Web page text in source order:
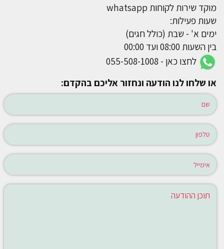
מוקד שירות לקוחות whatsapp
שעות פעילות:
ימים א' - שבת (כולל חגים)
בין השעות 08:00 ועד 00:00
לחצו כאן - 055-508-1008
או שלחו לנו הודעה ונחזור אליכם בהקדם: